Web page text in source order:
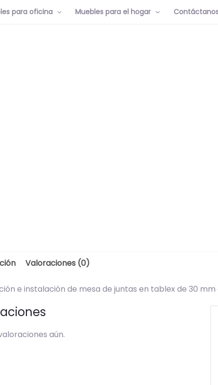
para oficina Muebles para el hogar
Valoraciones (0)
e instalación de mesa de juntas en tablex de 30
aún.